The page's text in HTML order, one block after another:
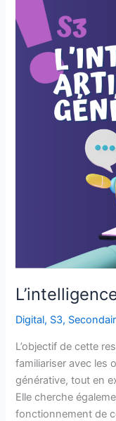
Digital, S3,
L’objectif de cette
familiariser avec les
générative, tout en
Elle cherche
fonctionnement de
artificielle
générative